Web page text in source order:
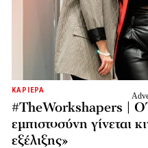
ΚΑΡΙΕΡΑ
#TheWorkshapers |
εμπιστοσύνη γίνεται
εξέλιξης»